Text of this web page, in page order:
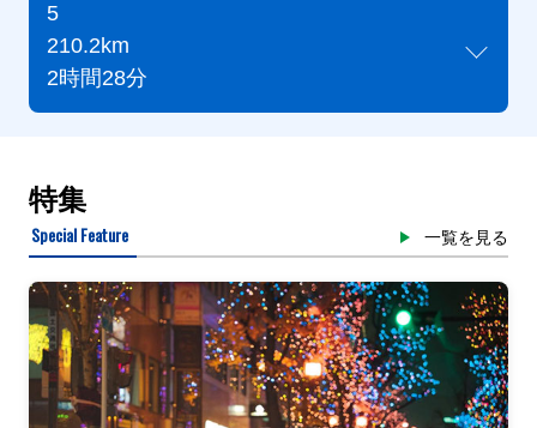
5
210.2km
2時間28分
特集
Special Feature 一覧を見る